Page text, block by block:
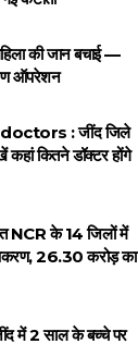
की जान बचाई —
ऑपरेशन
: जींद जिले
कितने डॉक्टर होंगे
के 14 जिलों में
26.30 करोड़ का
2 साल के बच्चे पर